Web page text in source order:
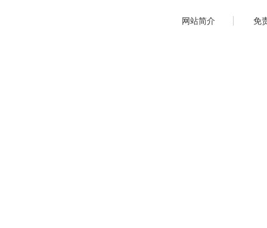
网站简介 免